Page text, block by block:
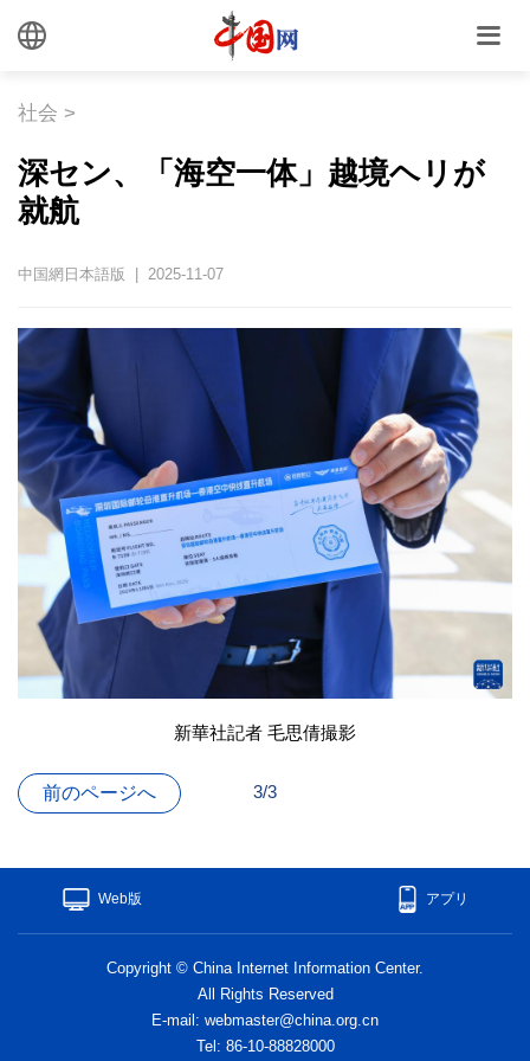
社会 >
深セン、「海空一体」越境ヘリが
就航
中国網日本語版 | 2025-11-07
新華社記者 毛思倩撮影
前のページへ 3/3
Web版 アプリ
Copyright © China Internet Information Center.
All Rights Reserved
E-mail: webmaster@china.org.cn
Tel: 86-10-88828000